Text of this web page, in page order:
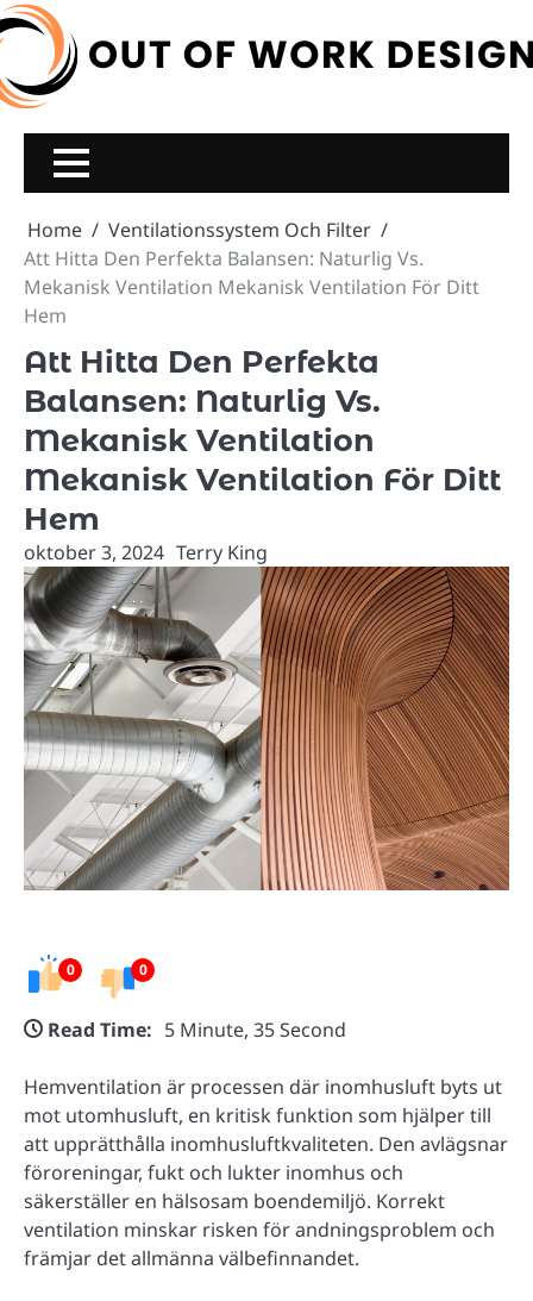
Skip
to
content
Home
Ventilationssystem Och Filter
Att Hitta Den Perfekta Balansen: Naturlig Vs.
Mekanisk Ventilation Mekanisk Ventilation För Ditt
Hem
Att Hitta Den Perfekta
Balansen: Naturlig Vs.
Mekanisk Ventilation
Mekanisk Ventilation För Ditt
Hem
oktober 3, 2024 Terry King
0 0
Read Time: 5 Minute, 35 Second
Hemventilation är processen där inomhusluft byts ut
mot utomhusluft, en kritisk funktion som hjälper till
att upprätthålla inomhusluftkvaliteten. Den avlägsnar
föroreningar, fukt och lukter inomhus och
säkerställer en hälsosam boendemiljö. Korrekt
ventilation minskar risken för andningsproblem och
främjar det allmänna välbefinnandet.